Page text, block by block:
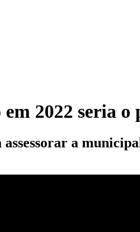
2022 seria
a